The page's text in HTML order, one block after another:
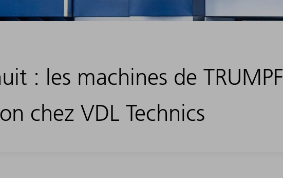
: les machines de TRUMPF
chez VDL Technics